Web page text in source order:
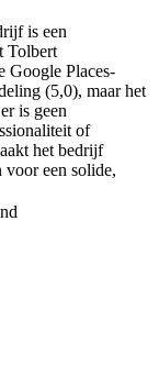
is een
Tolbert
Google Places-
(5,0), maar het
is geen
of
het bedrijf
voor een solide,